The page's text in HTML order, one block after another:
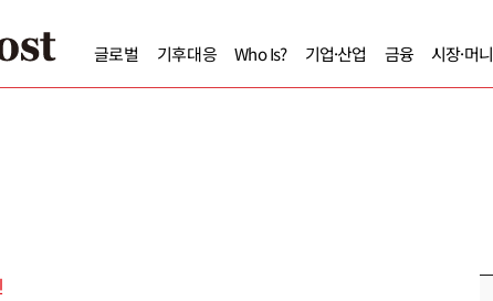
글로벌 기후대응 Who Is? 기업·산업 금융 시장·머니